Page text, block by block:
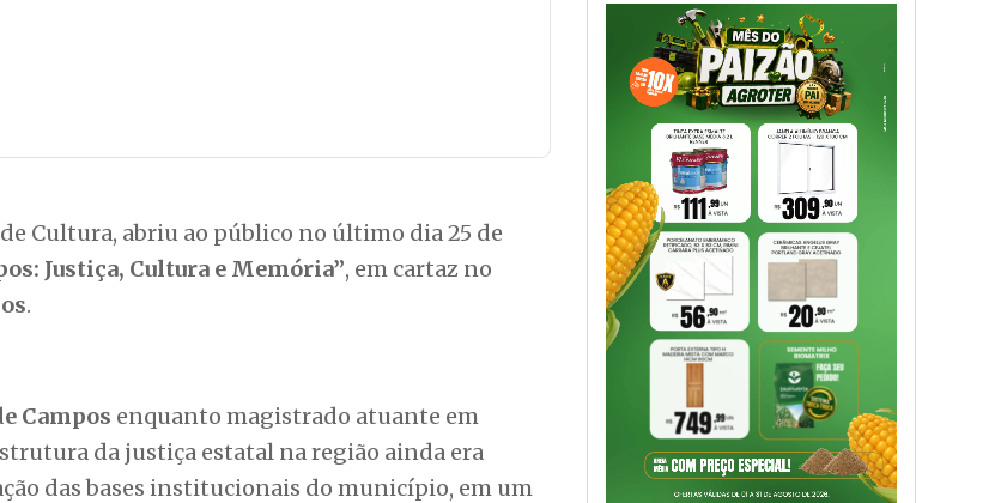
Cultura, abriu ao público no último dia 25 de
Justiça, Cultura e Memória”, em cartaz no
.
Campos enquanto magistrado atuante em
da justiça estatal na região ainda era
das bases institucionais do município, em um